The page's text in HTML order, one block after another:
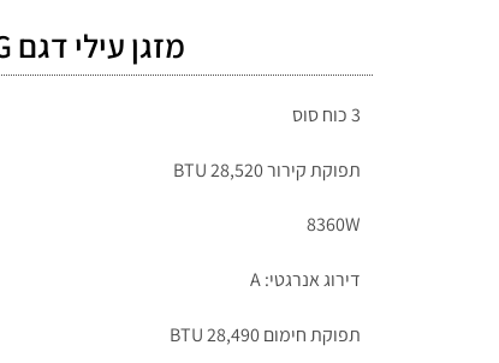
מזגן עילי דגם Amcor 350 NG אמקור
3 כוח סוס
תפוקת קירור BTU 28,520
8360W
דירוג אנרגטי: A
תפוקת חימום BTU 28,490